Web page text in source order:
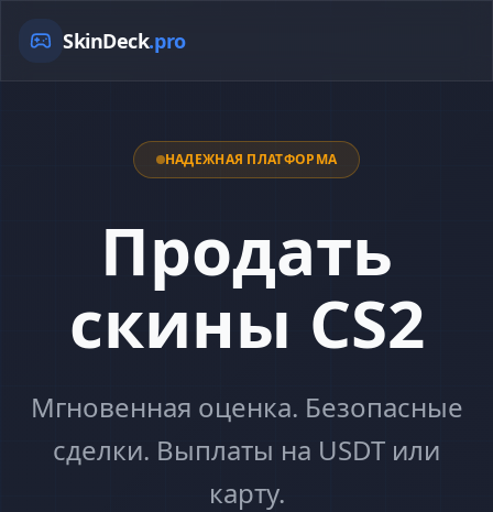
SkinDeck.pro
НАДЕЖНАЯ ПЛАТФОРМА
Продать
скины CS2
Мгновенная оценка. Безопасные
сделки. Выплаты на USDT или
карту.